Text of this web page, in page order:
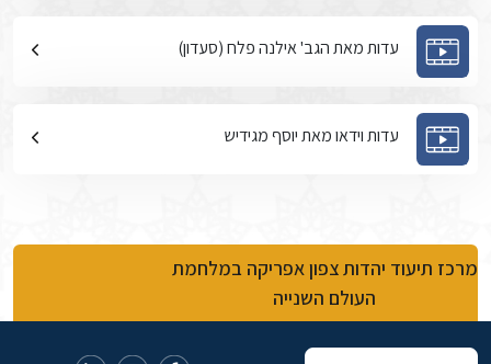
עדות מאת הגב' אילנה פלח (סעדון)
עדות וידאו מאת יוסף מגידיש
מרכז תיעוד יהדות צפון אפריקה במלחמת
העולם השנייה